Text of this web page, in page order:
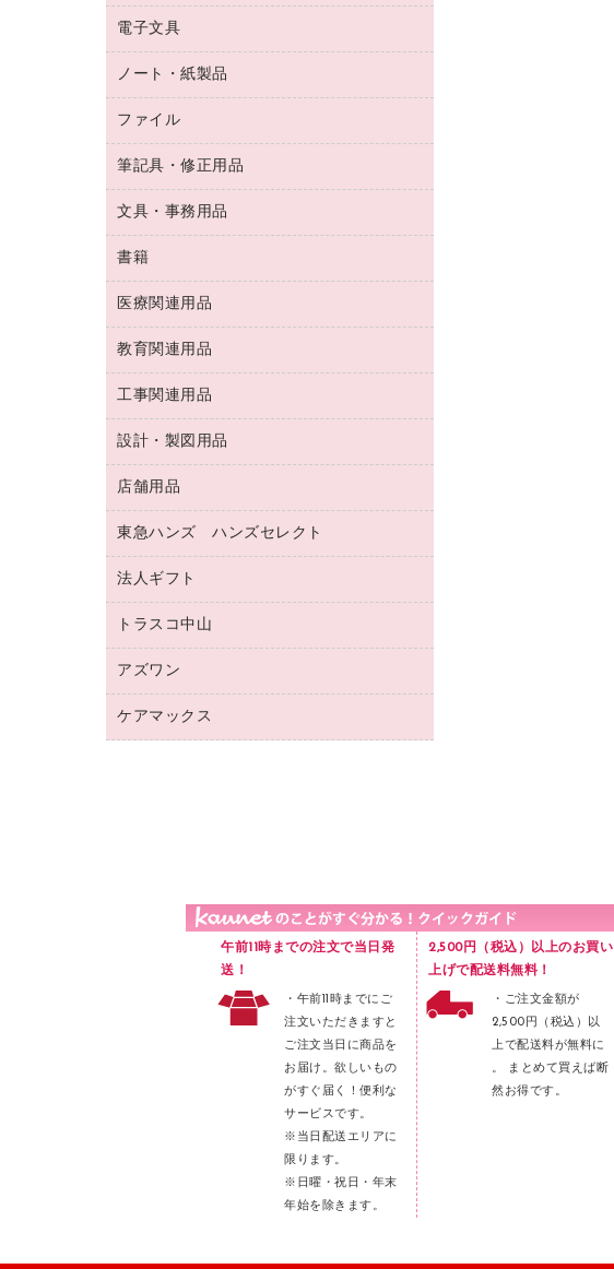
ハンドソープ・石鹸
トイレ用品
トイレ用洗剤
ティッシュペーパー
ダストボックス
タオル・アメニティ用品
スリッパ・サンダル・シューズ
スポーツ・レジャー用品
ゴミ袋
キッチン用品
食品添加物製品
タイムレコーダー
シュレッダ
ＯＨＰ用品
乾電池・充電池
フィルム・カメラ用品
デスクライト
アルバム
掃除機・クリーナー
空調・季節家電
その他電化製品
キッチン・調理家電
ＯＡタップ／延長コード
電子文具
電卓
ラベルテープ
その他電子文具
ノート・紙製品
封筒
伝票
典礼用品
帳簿
額縁
各種用紙
ルーズリーフ
ファイル
名刺整理用品
板目表紙・綴込表紙
背幅が伸びるファイル
統一伝票用ファイル
収納保存用品
レターファイル
リングファイル
プレゼン用ファイル
ファイルボックス
パイプ式ファイル
その他ファイル
クリヤーホルダー
クリヤーブック（差替式）
クリヤーブック（固定式）
２穴リフィル・２穴インデックス
筆記具・修正用品
万年筆
消しゴム
修正液・修正ペン
修正テープ
鉛筆
マーキングペン（油性）
マーキングペン（水性）
ボールペン（油性）
ボールペン（ゲルインク）
シャープペンシル用替芯
文具・事務用品
輪ゴム
両面テープ
名札
保管・整理用品
壁面／足元収納
備品／小物ケース
透明テープ 事務用
電話台
針なしステープラー
紙めくり
裁断機
レターケース
ラベル類
メンディングテープ
メッシュケース／ペンケース
ブックエンド／ブックスタンド
書籍
パソコンソフト
医療関連用品
保健用品
使い捨て手袋
感染症対策用品
介護用品
医療関連用品
品）
教育関連用品
教育関連用品
工事関連用品
工事関連用品
設計・製図用品
設計・製図用品
店舗用品
店舗運営用品
陳列什器
紙手提げ袋
レジ・ポリ袋
ディスプレイ用品
カウンター／お会計用品
東急ハンズ ハンズセレクト
東急ハンズ
法人ギフト
高島屋
高島屋（食品・飲料）
カウネットギフト（食品・飲料）
トラスコ中山
建築・作業用品
アズワン
医療・介護用品（食品・飲料・食添製
品）
ケアマックス
午前11時までの注文で当日発
送！
・午前11時までにご
注文いただきますと
ご注文当日に商品を
お届け。欲しいもの
がすぐ届く！便利な
サービスです。
※当日配送エリアに
限ります。
※日曜・祝日・年末
年始を除きます。
2,500円（税込）以上のお買い
上げで配送料無料！
・ご注文金額が
2,500円（税込）以
上で配送料が無料に
。 まとめて買えば断
然お得です。